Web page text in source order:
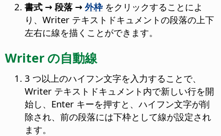
書式 → 段落 → 外枠をクリックすることによ
り、Writer テキストドキュメントの段落の上下
左右に線を描くことができます。
Writer の自動線
3 つ以上のハイフン文字を入力することで、
Writer テキストドキュメント内で新しい行を開
始し、Enter キーを押すと、ハイフン文字が削
除され、前の段落には下枠として線が設定され
ます。